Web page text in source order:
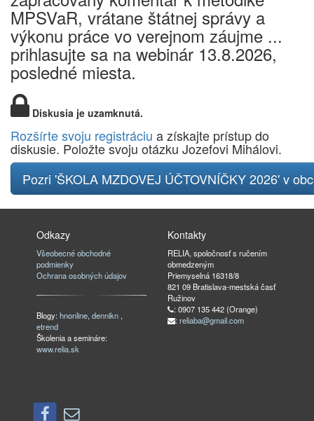
MPSVaR, vrátane štátnej správy a
výkonu práce vo verejnom záujme ...
prihlasujte sa na webinár 13.8.2026,
posledné miesta.
Diskusia je uzamknutá.
Rozšírte svoju registráciu a získajte prístup do
diskusie. Položte svoju otázku Jozefovi Mihálovi.
Pozri 'ŠKOLA MZDOVEJ ÚČTOVNÍČKY 2026' v
Odkazy
Všeobecné obchodné
podmienky
Ochrana osobných údajov
Blogy:hnonline,dennikn ,
etrend
Školenia a semináre:
www.relia.sk
Kontakty
RELIA, spoločnosť s ručením
obmedzeným
Priemyselná 16318/8
821 09 Bratislava-mestská časť
Ružinov
: 0907 135 442 (Orange)
: reliaba@gmail.com